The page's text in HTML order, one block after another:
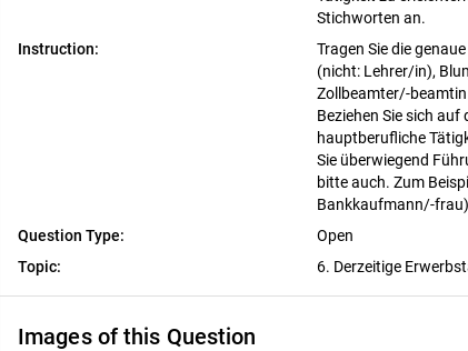
Stichworten an.
Instruction:
Tragen Sie die
(nicht: Lehrer/in),
Zollbeamter/-
Beziehen Sie sich
hauptberufliche
Sie überwiegend
bitte auch. Zum
Bankkaufmann/-
Question Type:
Open
Topic:
6. Derzeitige
Images of this Question